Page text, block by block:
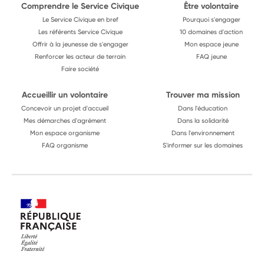
Comprendre le Service Civique
Le Service Civique en bref
Les référents Service Civique
Offrir à la jeunesse de s'engager
Renforcer les acteur de terrain
Faire société
Être volontaire
Pourquoi s'engager
10 domaines d'action
Mon espace jeune
FAQ jeune
Accueillir un volontaire
Concevoir un projet d'accueil
Mes démarches d'agrément
Mon espace organisme
FAQ organisme
Trouver ma mission
Dans l'éducation
Dans la solidarité
Dans l'environnement
S'informer sur les domaines